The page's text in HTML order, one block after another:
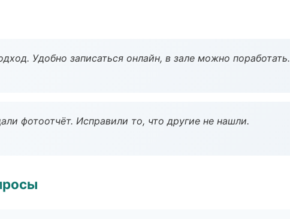
Удобно записаться онлайн, в зале можно поработать.
фотоотчёт. Исправили то, что другие не нашли.